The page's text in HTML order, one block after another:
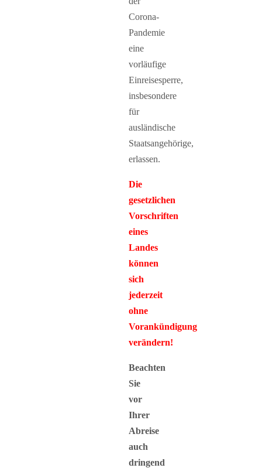
Corona-
Pandemie
eine
vorläufige
Einreisesperre,
insbesondere
für
ausländische
Staatsangehörige,
erlassen.
Die
gesetzlichen
Vorschriften
eines
Landes
können
sich
jederzeit
ohne
Vorankündigung
verändern!
Beachten
Sie
vor
Ihrer
Abreise
auch
dringend